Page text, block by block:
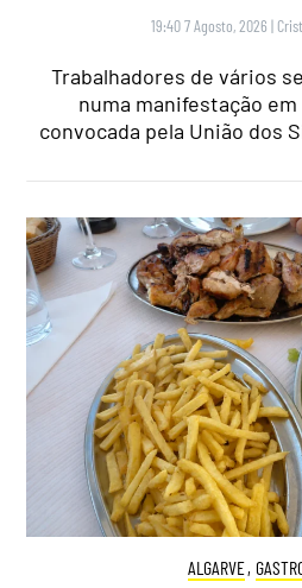
19:40 7 Agosto, 2026 |
Trabalhadores de vários
numa manifestação em
convocada pela União dos
ALGARVE,